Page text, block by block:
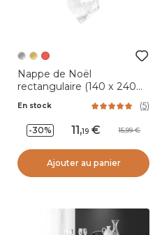
Nappe de Noël
rectangulaire (140 x 240
En stock (5)
-30% 11,19 15,99
Ajouter au panier